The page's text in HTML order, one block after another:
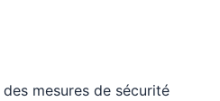
mesures de sécurité